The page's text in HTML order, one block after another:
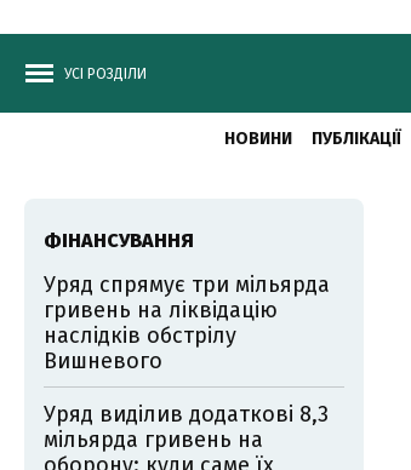
УСІ РОЗДІЛИ
НОВИНИ ПУБЛІКАЦІЇ
ФІНАНСУВАННЯ
Уряд спрямує три мільярда
гривень на ліквідацію
наслідків обстрілу
Вишневого
Уряд виділив додаткові 8,3
мільярда гривень на